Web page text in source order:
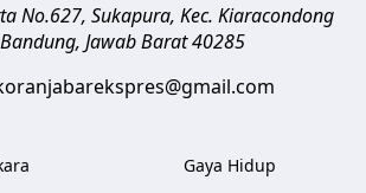
No.627, Sukapura, Kec. Kiaracondong
, Jawab Barat 40285
Gaya Hidup